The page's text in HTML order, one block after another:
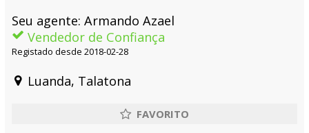
Seu agente: Armando Azael
Vendedor de Confiança
Registado desde 2018-02-28
Luanda, Talatona